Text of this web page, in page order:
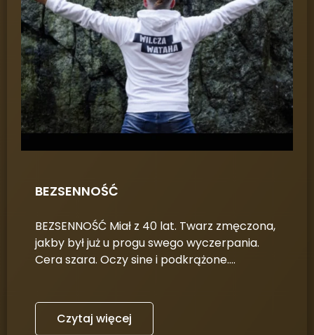
BEZSENNOŚĆ
BEZSENNOŚĆ Miał z 40 lat. Twarz zmęczona,
jakby był już u progu swego wyczerpania.
Cera szara. Oczy sine i podkrążone.…
Czytaj więcej